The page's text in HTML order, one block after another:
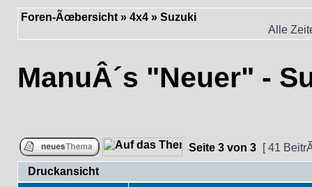
Foren-Ãœbersicht » 4x4 » Suzuki
Alle
ManuÂ´s "Neuer" -
Seite 3 von 3
[ 41
Druckansicht